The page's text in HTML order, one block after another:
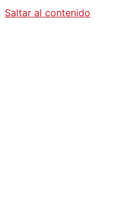
Saltar al contenido